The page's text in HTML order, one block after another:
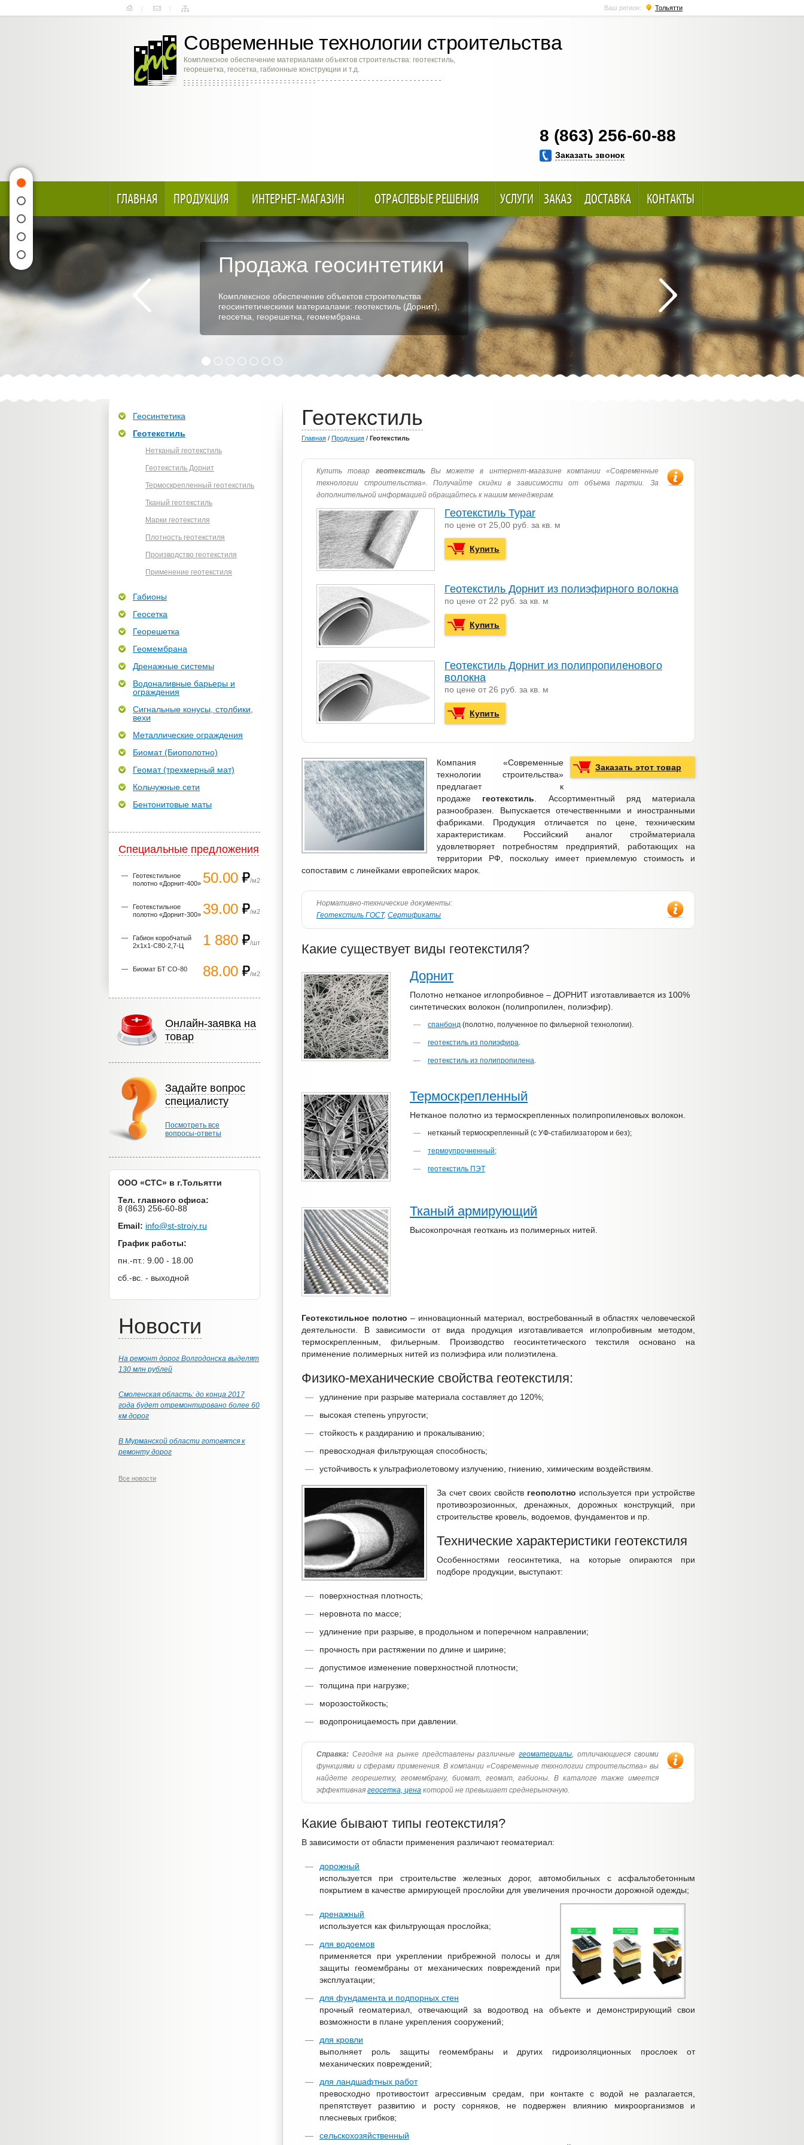
Ваш регион: Тольятти
Современные технологии строительства
Комплексное обеспечение материалами объектов строительства: геотекстиль,
георешетка, геосетка, габионные конструкции и т.д.
8 (863) 256-60-88
Заказать звонок
ГЛАВНАЯ ПРОДУКЦИЯ ИНТЕРНЕТ-МАГАЗИН ОТРАСЛЕВЫЕ РЕШЕНИЯ УСЛУГИ ЗАКАЗ ДОСТАВКА КОНТАКТЫ
Продажа геосинтетики
Комплексное обеспечение объектов строительства
геосинтетическими материалами: геотекстиль (Дорнит),
геосетка, георешетка, геомембрана.
Геотекстиль
Главная / Продукция / Геотекстиль
Купить товар геотекстильВы можете в интернет-магазине компании «Современные
технологии строительства». Получайте скидки в зависимости от объема партии. За
дополнительной информацией обращайтесь к нашим менеджерам.
Геотекстиль Typar
по цене от 25,00 руб. за кв. м
Купить
Геотекстиль Дорнит из полиэфирного волокна
по цене от 22 руб. за кв. м
Купить
Геотекстиль Дорнит из полипропиленового
волокна
по цене от 26 руб. за кв. м
Купить
Заказать этот товар
Компания «Современные
технологии строительства»
предлагает к
продаже геотекстиль . Ассортиментный ряд материала
разнообразен. Выпускается отечественными и иностранными
фабриками. Продукция отличается по цене, техническим
характеристикам. Российский аналог стройматериала
удовлетворяет потребностям предприятий, работающих на
территории РФ, поскольку имеет приемлемую стоимость и
сопоставим с линейками европейских марок.
Нормативно-технические документы:
Геотекстиль ГОСТ, Сертификаты
Какие существует виды геотекстиля?
Дорнит
Полотно нетканое иглопробивное – ДОРНИТ изготавливается из 100%
синтетических волокон (полипропилен, полиэфир).
спанбонд (полотно, полученное по фильерной технологии).
геотекстиль из полиэфира.
геотекстиль из полипропилена.
Термоскрепленный
Нетканое полотно из термоскрепленных полипропиленовых волокон.
нетканый термоскрепленный (с УФ-стабилизатором и без);
термоупрочненный;
геотекстиль ПЭТ
Тканый армирующий
Высокопрочная геоткань из полимерных нитей.
Геотекстильное полотно – инновационный материал, востребованный в областях человеческой
деятельности. В зависимости от вида продукция изготавливается иглопробивным методом,
термоскрепленным, фильерным. Производство геосинтетического текстиля основано на
применение полимерных нитей из полиэфира или полиэтилена.
Физико-механические свойства геотекстиля:
удлинение при разрыве материала составляет до 120%;
высокая степень упругости;
стойкость к раздиранию и прокалыванию;
превосходная фильтрующая способность;
устойчивость к ультрафиолетовому излучению, гниению, химическим воздействиям.
За счет своих свойств геополотно используется при устройстве
противоэрозионных, дренажных, дорожных конструкций, при
строительстве кровель, водоемов, фундаментов и пр.
Технические характеристики геотекстиля
Особенностями геосинтетика, на которые опираются при
подборе продукции, выступают:
поверхностная плотность;
неровнота по массе;
удлинение при разрыве, в продольном и поперечном направлении;
прочность при растяжении по длине и ширине;
допустимое изменение поверхностной плотности;
толщина при нагрузке;
морозостойкость;
водопроницаемость при давлении.
Справка: Сегодня на рынке представлены различныегеоматериалы, отличающиеся своими
функциями и сферами применения. В компании «Современные технологии строительства» вы
найдете георешетку, геомембрану, биомат, геомат, габионы. В каталоге также имеется
эффективная геосетка, цена которой не превышает среднерыночную.
Какие бывают типы геотекстиля?
В зависимости от области применения различают геоматериал:
дорожный
используется при строительстве железных дорог, автомобильных с асфальтобетонным
покрытием в качестве армирующей прослойки для увеличения прочности дорожной одежды;
дренажный
используется как фильтрующая прослойка;
для водоемов
применяется при укреплении прибрежной полосы и для
защиты геомембраны от механических повреждений при
эксплуатации;
для фундамента и подпорных стен
прочный геоматериал, отвечающий за водоотвод на объекте и демонстрирующий свои
возможности в плане укрепления сооружений;
для кровли
выполняет роль защиты геомембраны и других гидроизоляционных прослоек от
механических повреждений;
для ландшафтных работ
превосходно противостоит агрессивным средам, при контакте с водой не разлагается,
препятствует развитию и росту сорняков, не подвержен влиянию микроорганизмов и
плесневых грибков;
сельскохозяйственный
Геосинтетика
Геотекстиль
Нетканый геотекстиль
Геотекстиль Дорнит
Термоскрепленный геотекстиль
Тканый геотекстиль
Марки геотекстиля
Плотность геотекстиля
Производство геотекстиля
Применение геотекстиля
Габионы
Геосетка
Георешетка
Геомембрана
Дренажные системы
Водоналивные барьеры и
ограждения
Сигнальные конусы, столбики,
вехи
Металлические ограждения
Биомат (Биополотно)
Геомат (трехмерный мат)
Кольчужные сети
Бентонитовые маты
Специальные предложения
50.00 /м2
Геотекстильное
полотно «Дорнит-400»
39.00 /м2
Геотекстильное
полотно «Дорнит-300»
1 880 /шт
Габион коробчатый
2х1х1-С80-2,7-Ц
88.00 /м2
Биомат БТ СО-80
Онлайн-заявка на
товар
Задайте вопрос
специалисту
Посмотреть все
вопросы-ответы
ООО «СТС» в г.Тольятти
Тел. главного офиса:
8 (863) 256-60-88
Email: info@st-stroiy.ru
График работы:
пн.-пт.: 9.00 - 18.00
сб.-вс. - выходной
Новости
На ремонт дорог Волгодонска выделят
130 млн рублей
Смоленская область: до конца 2017
года будет отремонтировано более 60
км дорог
В Мурманской области готовятся к
ремонту дорог
Все новости